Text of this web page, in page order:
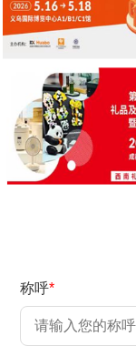
称呼*